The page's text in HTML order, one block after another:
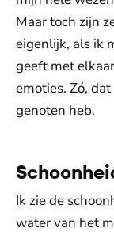
Maar toch zijn
eigenlijk, als ik
geeft met
emoties. Zó,
genoten heb.
Ik zie de
water van het